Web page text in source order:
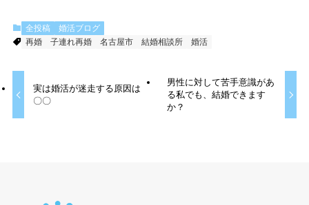
全投稿
婚活ブログ
再婚
子連れ再婚 名古屋市 結婚相談所 婚活
実は婚活が迷走する原因は
〇〇
男性に対して苦手意識があ
る私でも、結婚できます
か？